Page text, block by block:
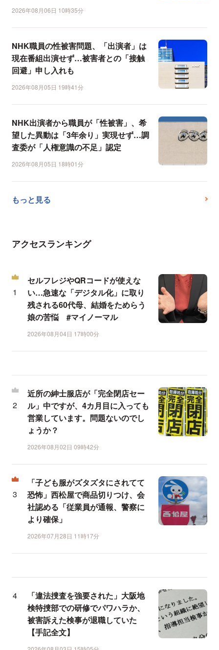
2026年08月06日 10時35分
NHK職員の性被害問題、「出演者」は
現在番組出演せず…被害者との「接触
回避」申し入れも
2026年08月05日 19時41分
NHK出演者から職員が「性被害」、希
望した異動は「3年余り」実現せず…調
査委が「人権意識の不足」認定
2026年08月05日 18時01分
もっと見る
アクセスランキング
セルフレジやQRコードが使えな
い…急速な「デジタル化」に取り
残される60代母、結婚をためらう
娘の苦悩 #マイノーマル
2026年08月04日 17時00分
近所の紳士服店が「完全閉店セー
ル」中ですが、4カ月目に入っても
営業しています。問題ないのでし
ょうか？
2026年08月02日 09時42分
「子ども服がズタズタにされてて
恐怖」西松屋で商品切りつけ、会
社認める「従業員が通報、警察に
より確保」
2026年07月28日 11時17分
「違法捜査を強要された」大阪地
検特捜部での研修でパワハラか、
被害訴えた検事が退職していた
【手記全文】